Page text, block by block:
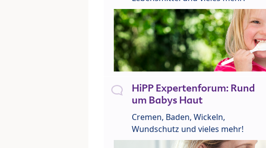
HiPP Expertenforum: Rund
um Babys Haut
Cremen, Baden, Wickeln,
Wundschutz und vieles mehr!